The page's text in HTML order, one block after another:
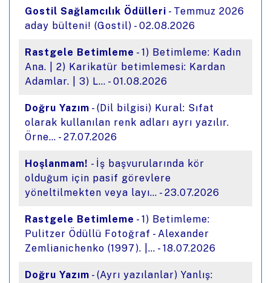
Gostil Sağlamcılık Ödülleri - Temmuz 2026
aday bülteni! (Gostil) - 02.08.2026
Rastgele Betimleme - 1) Betimleme: Kadın
Ana. | 2) Karikatür betimlemesi: Kardan
Adamlar. | 3) L… - 01.08.2026
Doğru Yazım - (Dil bilgisi) Kural: Sıfat
olarak kullanılan renk adları ayrı yazılır.
Örne… - 27.07.2026
Hoşlanmam! - İş başvurularında kör
olduğum için pasif görevlere
yöneltilmekten veya layı… - 23.07.2026
Rastgele Betimleme - 1) Betimleme:
Pulitzer Ödüllü Fotoğraf - Alexander
Zemlianichenko (1997). |… - 18.07.2026
Doğru Yazım - (Ayrı yazılanlar) Yanlış: